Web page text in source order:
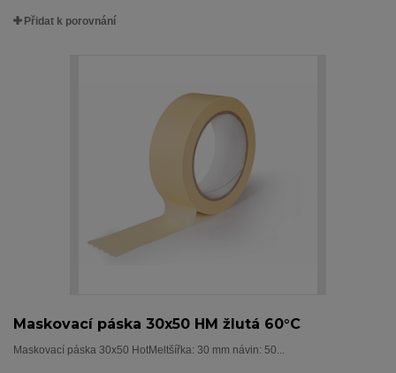
Přidat k porovnání
Maskovací páska 30x50 HM žlutá 60°C
Maskovací páska 30x50 HotMeltšířka: 30 mm návin: 50...